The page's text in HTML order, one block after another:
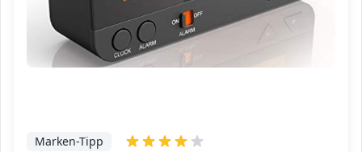
Marken-Tipp